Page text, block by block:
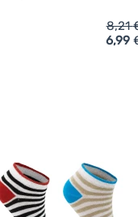
'Kindersöckchen
8,21
6,99